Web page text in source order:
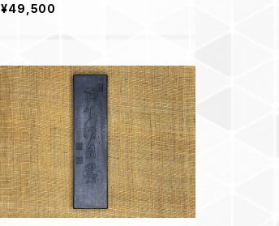
¥49,500